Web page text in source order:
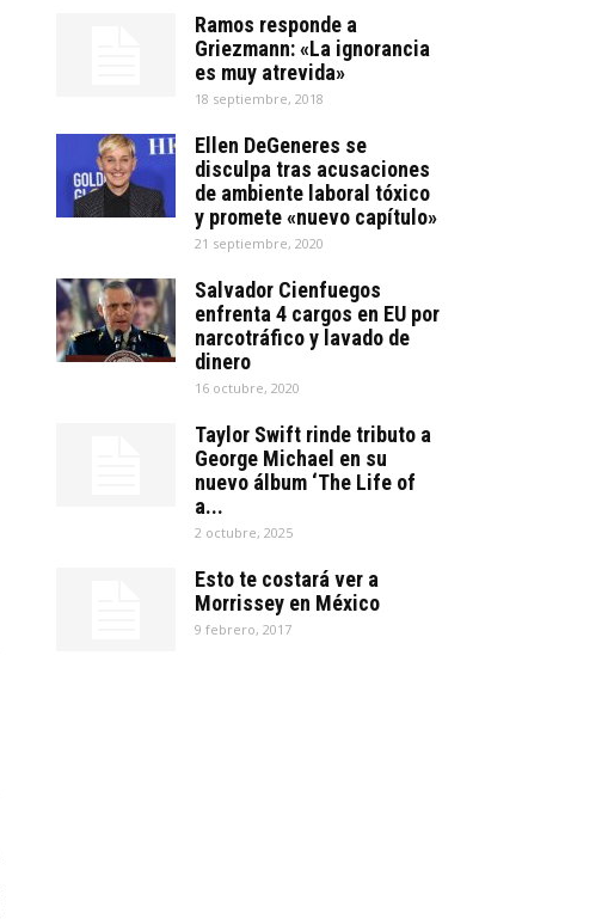
Ramos responde a
Griezmann: «La ignorancia
es muy atrevida»
18 septiembre, 2018
Ellen DeGeneres se
disculpa tras acusaciones
de ambiente laboral tóxico
y promete «nuevo capítulo»
21 septiembre, 2020
Salvador Cienfuegos
enfrenta 4 cargos en EU por
narcotráfico y lavado de
dinero
16 octubre, 2020
Taylor Swift rinde tributo a
George Michael en su
nuevo álbum ‘The Life of
a...
2 octubre, 2025
Esto te costará ver a
Morrissey en México
9 febrero, 2017